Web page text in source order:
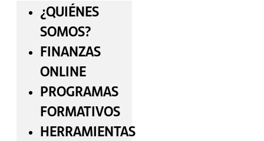
¿QUIÉNES
SOMOS?
FINANZAS
ONLINE
PROGRAMAS
FORMATIVOS
HERRAMIENTAS